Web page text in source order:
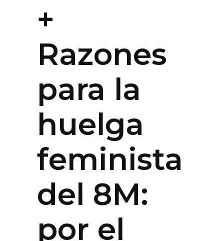
+
Razones
para la
huelga
feminista
del 8M:
por el